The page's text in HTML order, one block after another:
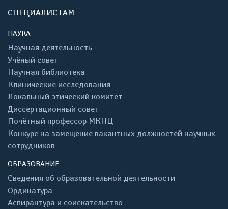
СПЕЦИАЛИСТАМ
НАУКА
Научная деятельность
Учёный совет
Научная библиотека
Клинические исследования
Локальный этический комитет
Диссертационный совет
Почётный профессор МКНЦ
Конкурс на замещение вакантных должностей научных
сотрудников
ОБРАЗОВАНИЕ
Сведения об образовательной деятельности
Ординатура
Аспирантура и соискательство